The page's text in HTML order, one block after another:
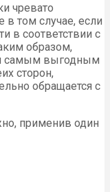
чревато
в том случае, если
в соответствии с
образом,
самым выгодным
сторон,
обращается с
применив один